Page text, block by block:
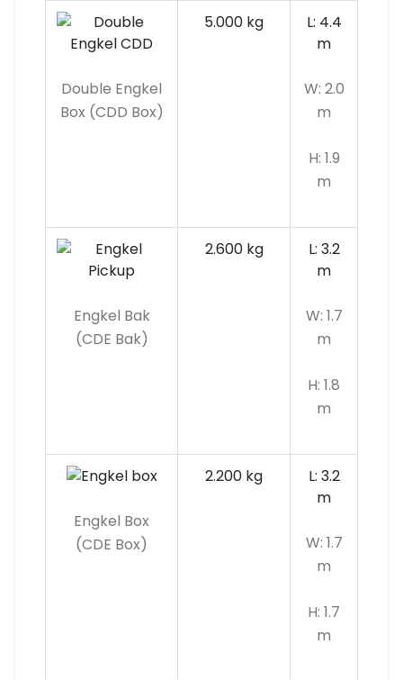
Double Engkel
Box (CDD Box)
5.000 kg
L: 4.4
m
W: 2.0
m
H: 1.9
m
Engkel Bak
(CDE Bak)
2.600 kg
L: 3.2
m
W: 1.7
m
H: 1.8
m
Engkel Box
(CDE Box)
2.200 kg
L: 3.2
m
W: 1.7
m
H: 1.7
m